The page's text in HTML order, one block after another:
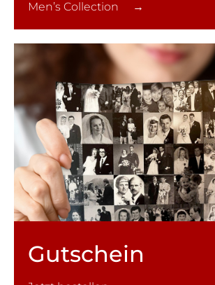
Men’s Collection →
Gutschein